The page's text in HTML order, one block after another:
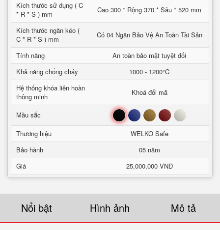
Kích thước sử dụng ( C
* R * S ) mm
Cao 300 * Rộng 370 * Sâu * 520 mm
Kích thước ngăn kéo (
C * R * S ) mm
Có 04 Ngăn Bảo Vệ An Toàn Tài Sản
Tính năng
An toàn bảo mật tuyệt đối
Khả năng chống cháy
1000 - 1200°C
Hệ thống khóa liên hoàn
thông minh
Khoá đổi mã
Mầu sắc Đen Xanh Nâu Đỏ Trắng
Thương hiệu
WELKO Safe
Bảo hành
05 năm
Giá
25,000,000 VNĐ
Nổi bật Hình ảnh Mô tả